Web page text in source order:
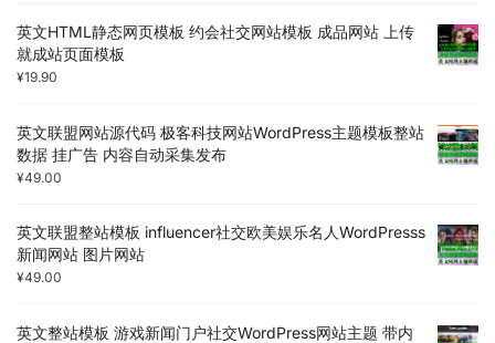
英文HTML静态网页模板 约会社交网站模板 成品网站 上传
就成站页面模板
¥19.90
英文联盟网站源代码 极客科技网站WordPress主题模板整站
数据 挂广告 内容自动采集发布
¥49.00
英文联盟整站模板 influencer社交欧美娱乐名人WordPresss
新闻网站 图片网站
¥49.00
英文整站模板 游戏新闻门户社交WordPress网站主题 带内